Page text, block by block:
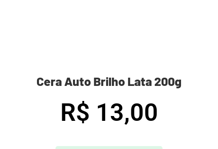
Cera Auto Brilho Lata 200g
R$ 13,00